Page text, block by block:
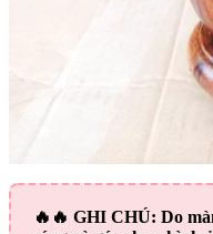
🔥🔥 GHI CHÚ: Do